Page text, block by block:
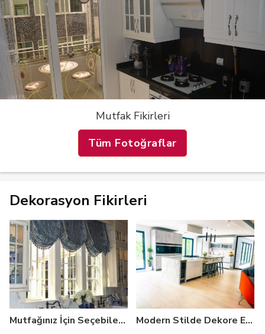
Mutfak Fikirleri
Tüm Fotoğraflar
Dekorasyon Fikirleri
Mutfağınız İçin Seçebileceğiniz 20+ Mutfak Perdesi Modeli Modern Stilde Dekore Edilmiş Mutfaklar: Öneriler, Fikirler